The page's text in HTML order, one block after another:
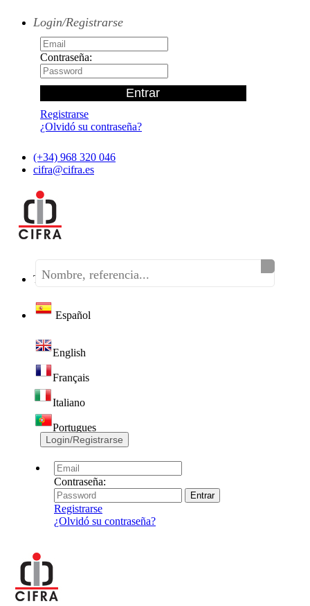
Login/Registrarse
Contraseña:
Registrarse
¿Olvidó su contraseña?
(+34) 968 320 046
cifra@cifra.es
Teléfono:(+34) 968 320 046
Español
English
Français
Italiano
Portugues
Login/Registrarse
Contraseña:
Registrarse
¿Olvidó su contraseña?